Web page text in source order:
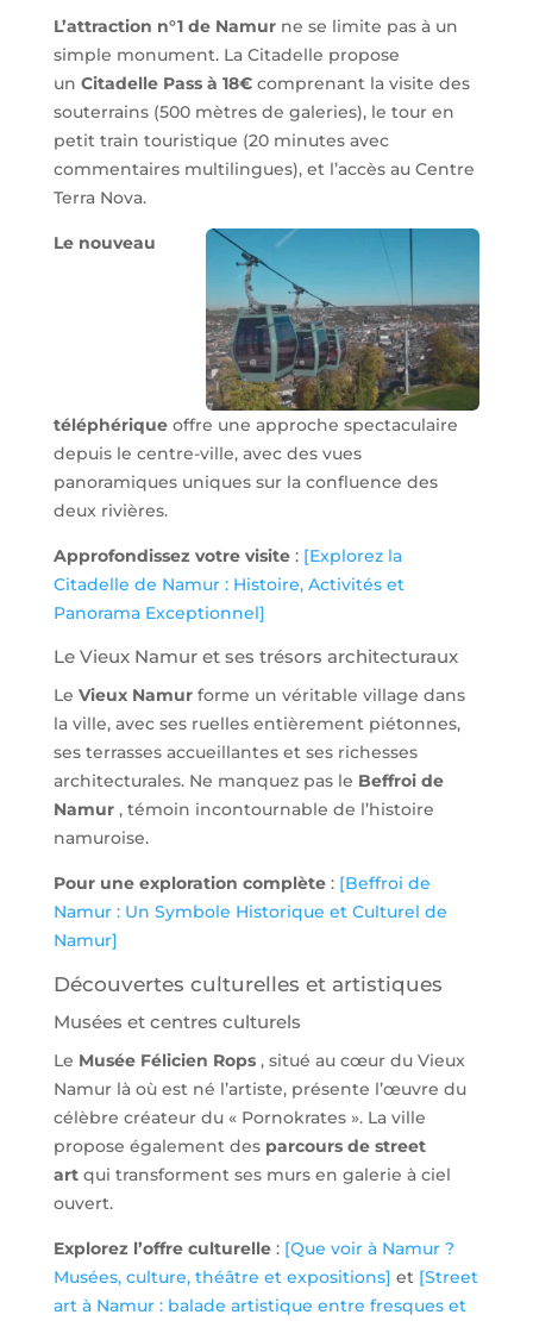
L’attraction n°1 de Namurne se limite pas à un
simple monument. La Citadelle propose
un Citadelle Pass à 18€comprenant la visite des
souterrains (500 mètres de galeries), le tour en
petit train touristique (20 minutes avec
commentaires multilingues), et l’accès au Centre
Terra Nova.
Le nouveau
téléphériqueoffre une approche spectaculaire
depuis le centre-ville, avec des vues
panoramiques uniques sur la confluence des
deux rivières.
Approfondissez votre visite: [Explorez la
Citadelle de Namur : Histoire, Activités et
Panorama Exceptionnel]
Le Vieux Namur et ses trésors architecturaux
Le Vieux Namurforme un véritable village dans
la ville, avec ses ruelles entièrement piétonnes,
ses terrasses accueillantes et ses richesses
architecturales. Ne manquez pas le Beffroi de
Namur, témoin incontournable de l’histoire
namuroise.
Pour une exploration complète:[Beffroi de
Namur : Un Symbole Historique et Culturel de
Namur]
Découvertes culturelles et artistiques
Musées et centres culturels
Le Musée Félicien Rops, situé au cœur du Vieux
Namur là où est né l’artiste, présente l’œuvre du
célèbre créateur du « Pornokrates ». La ville
propose également des parcours de street
artqui transforment ses murs en galerie à ciel
ouvert.
Explorez l’offre culturelle: [Que voir à Namur ?
Musées, culture, théâtre et expositions] et [Street
art à Namur : balade artistique entre fresques et